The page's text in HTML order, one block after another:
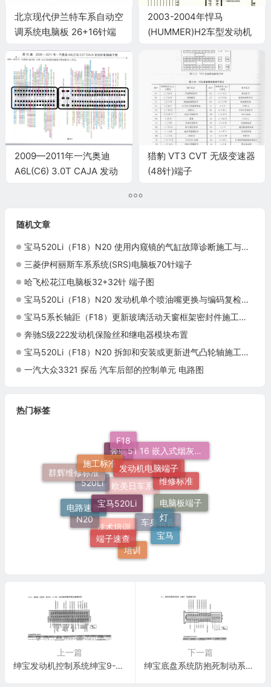
北京现代伊兰特车系自动空
调系统电脑板 26+16针端
2003-2004年悍马
(HUMMER)H2车型发动机
2009—2011年一汽奥迪
A6L(C6) 3.0T CAJA 发动
猎豹 VT3 CVT 无级变速器
(48针)端子
随机文章
宝马520Li（F18）N20 使用内窥镜的气缸故障诊断施工与复检标准
三菱伊柯丽斯车系系统(SRS)电脑板70针端子
哈飞松花江电脑板32+32针 端子图
宝马520Li（F18）N20 发动机单个喷油嘴更换与编码复检标准
宝马5系长轴距（F18）更新玻璃活动天窗框架密封件施工与复检标准
奔驰S级222发动机保险丝和继电器模块布置
宝马520Li（F18）N20 拆卸和安装或更新进气凸轮轴施工与复检标准
一汽大众3321 探岳 汽车后部的控制单元 电路图
热门标签
端子速查
培训
宝马
灯
宝马520Li
电路速查
N20
技术培训
车身装备
电脑板端子
维修标准
发动机电脑端子
施工标准
群辉维修标准
520Li
欧美日车系
奥迪
51 16 嵌入式烟灰缸托架
F18
奔驰
上一篇
绅宝发动机控制系统绅宝9-3系列(B2041/2.0L)发动机控制系统电脑板55针端子
下一篇
绅宝底盘系统防抱死制动系统(ABS)电脑板26针端子